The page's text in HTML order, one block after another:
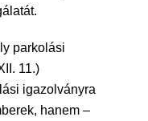
parkolási
11.)
igazolványra
hanem –